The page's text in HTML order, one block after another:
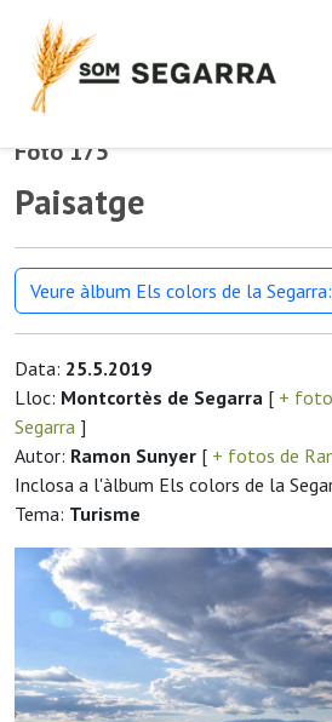
Foto 175
Paisatge
Veure àlbum Els colors de la
Data: 25.5.2019
Lloc: Montcortès de Segarra [ +
Segarra ]
Autor: Ramon Sunyer [ + fotos de
Inclosa a l'àlbum Els colors de la
Tema: Turisme